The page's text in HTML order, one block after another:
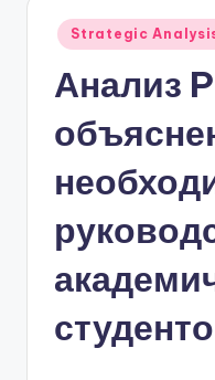
Опубликовано
Strategic
Анализ